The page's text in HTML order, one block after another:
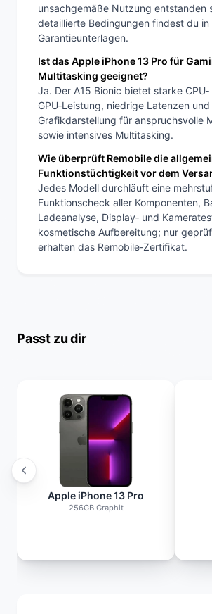
unsachgemäße Nutzung entstanden
detaillierte Bedingungen findest du in
Garantieunterlagen.
Ist das Apple iPhone 13 Pro für
Multitasking geeignet?
Ja. Der A15 Bionic bietet starke CPU‑
GPU‑Leistung, niedrige Latenzen
Grafikdarstellung für anspruchsvolle
sowie intensives Multitasking.
Wie überprüft Remobile die
Funktionstüchtigkeit vor dem
Jedes Modell durchläuft eine
Funktionscheck aller Komponenten,
Ladeanalyse, Display‑ und
kosmetische Aufbereitung; nur
erhalten das Remobile‑Zertifikat.
Passt zu dir
Apple iPhone 13 Pro
256GB Graphit